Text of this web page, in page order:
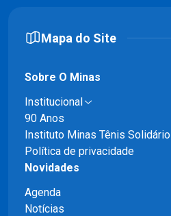
Mapa do Site
Sobre O Minas
Institucional
90 Anos
Instituto Minas Tênis Solidário
Política de privacidade
Novidades
Agenda
Notícias